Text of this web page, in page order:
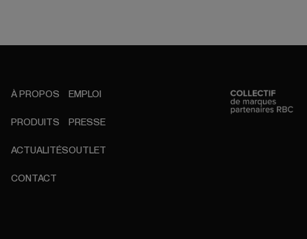
À PROPOS
PRODUITS
ACTUALITÉS
CONTACT
EMPLOI
PRESSE
OUTLET